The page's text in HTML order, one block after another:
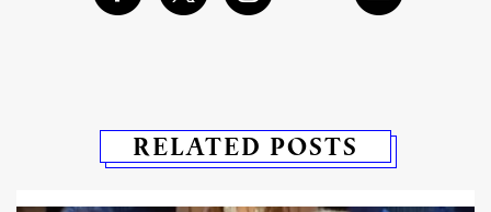
RELATED POSTS